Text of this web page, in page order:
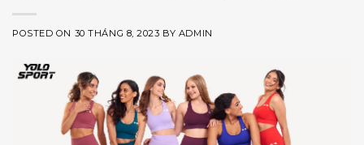
POSTED ON 30 THÁNG 8, 2023 BY ADMIN